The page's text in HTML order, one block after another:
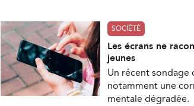
SOCIÉTÉ
Les écrans ne
jeunes
Un récent sondage
notamment une
mentale dégradée.